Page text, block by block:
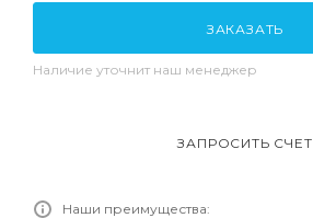
ЗАКАЗАТЬ
Наличие уточнит наш менеджер
ЗАПРОСИТЬ СЧЕТ
Наши преимущества: